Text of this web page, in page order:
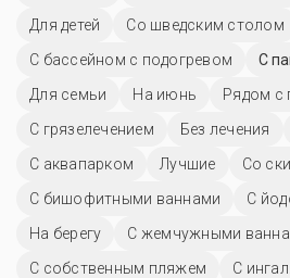
Для детей
Со шведским столом
С бассейном с подогревом
С
Для семьи
На июнь
Рядом с
С грязелечением
Без лечения
С аквапарком
Лучшие
Со
С бишофитными ваннами
С
На берегу
С жемчужными
С собственным пляжем
С